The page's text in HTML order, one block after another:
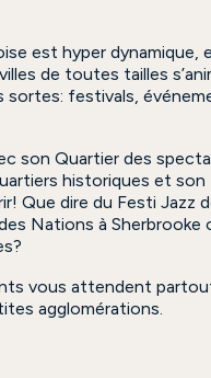
est hyper
de toutes tailles
sortes: festivals,
son Quartier des
historiques et son
Que dire du Festi Jazz
Nations à
vous attendent
agglomérations.